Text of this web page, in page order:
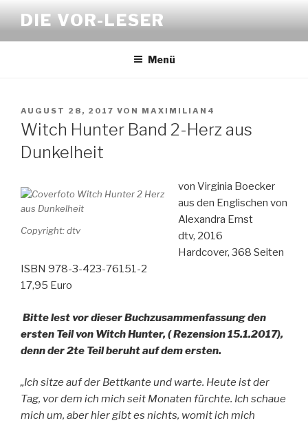
Inhalt
springen
DIE VOR-LESER
Menü
VERÖFFENTLICHT
AM
AUGUST 28, 2017 VON MAXIMILIAN4
Witch Hunter Band 2-Herz aus
Dunkelheit
Copyright: dtv
von Virginia Boecker
aus den Englischen von
Alexandra Ernst
dtv, 2016
Hardcover, 368 Seiten
ISBN 978-3-423-76151-2
17,95 Euro
Bitte lest vor dieser Buchzusammenfassung den
ersten Teil von Witch Hunter, ( Rezension 15.1.2017),
denn der 2te Teil beruht auf dem ersten.
„Ich sitze auf der Bettkante und warte. Heute ist der
Tag, vor dem ich mich seit Monaten fürchte. Ich schaue
mich um, aber hier gibt es nichts, womit ich mich